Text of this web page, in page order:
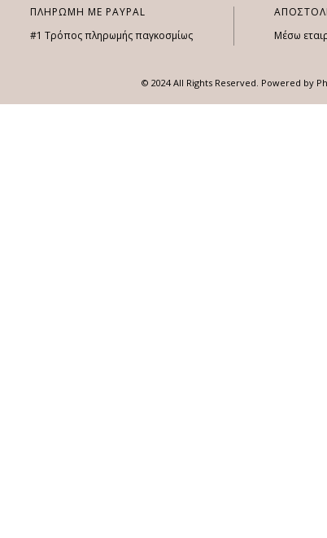
ΠΛΗΡΩΜΗ ΜΕ PAYPAL
#1 Τρόπος πληρωμής παγκοσμίως
Μέσω
© 2024 All Rights Reserved. Powered by